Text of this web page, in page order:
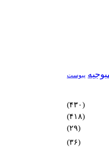
یبوست
(۴۳۰)
(۴۱۸)
(۲۹)
(۳۶)